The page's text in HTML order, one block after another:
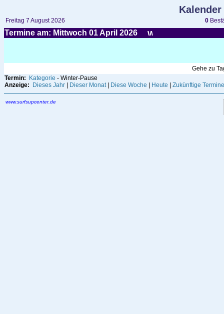
Freitag 7 August 2026 0
Termine am: Mittwoch 01April 2026
Gehe zu
Termin:
Kategorie - Winter-Pause
Anzeige:
Dieses Jahr Dieser Monat| Diese Woche Heute Zukünftige Termine
www.surfsupcenter.de